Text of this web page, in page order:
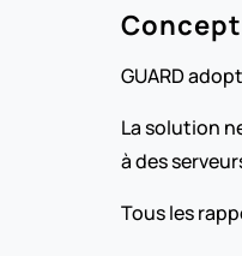
GUARD
La solution
à des
Tous les